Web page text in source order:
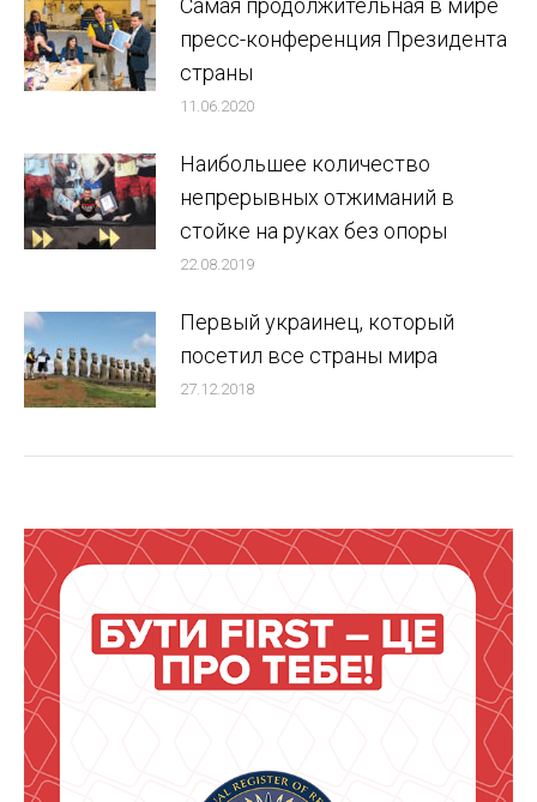
Самая продолжительная в мире
пресс-конференция Президента
страны
11.06.2020
Наибольшее количество
непрерывных отжиманий в
стойке на руках без опоры
22.08.2019
Первый украинец, который
посетил все страны мира
27.12.2018